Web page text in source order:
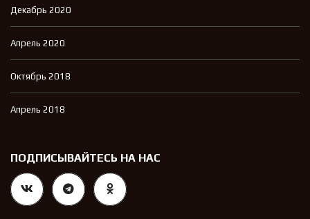
Декабрь 2020
Апрель 2020
Октябрь 2018
Апрель 2018
ПОДПИСЫВАЙТЕСЬ НА НАС